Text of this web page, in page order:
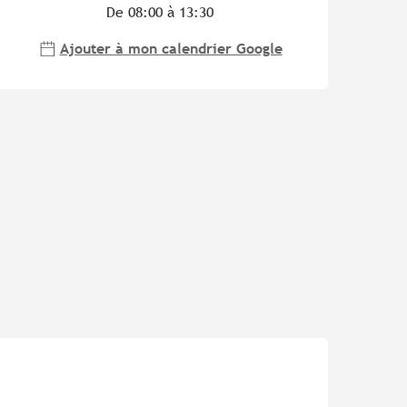
De 08:00 à 13:30
Ajouter à mon calendrier Google